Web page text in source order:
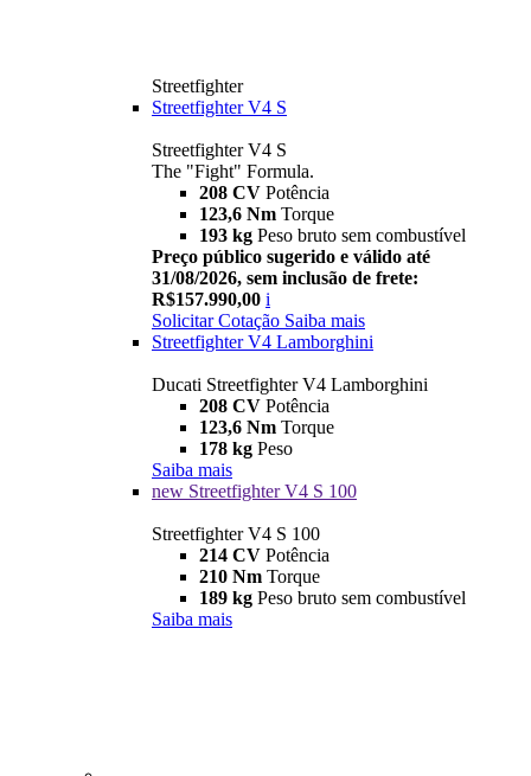
Streetfighter
Streetfighter V4 S
Streetfighter V4 S
The "Fight" Formula.
208 CV Potência
123,6 Nm Torque
193 kg Peso bruto sem combustível
Preço público sugerido e válido até
31/08/2026, sem inclusão de frete:
R$157.990,00 i
Solicitar Cotação Saiba mais
Streetfighter V4 Lamborghini
Ducati Streetfighter V4 Lamborghini
208 CV Potência
123,6 Nm Torque
178 kg Peso
Saiba mais
new Streetfighter V4 S 100
Streetfighter V4 S 100
214 CV Potência
210 Nm Torque
189 kg Peso bruto sem combustível
Saiba mais